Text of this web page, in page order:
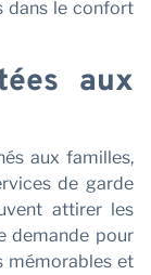
dans le confort
aux
aux familles,
de garde
attirer les
demande pour
mémorables et